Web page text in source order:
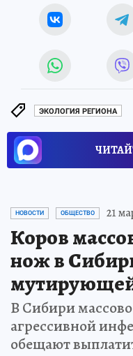
ЭКОЛОГИЯ РЕГИОНА
НОВОСТИ ОБЩЕСТВО 21
Коров
нож в
В Сибири
агрессивной
обещают